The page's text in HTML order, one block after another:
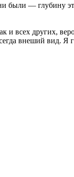
были — глубину
и всех других,
внеший вид. Я